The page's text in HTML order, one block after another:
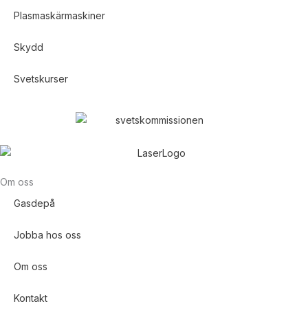
Plasmaskärmaskiner
Skydd
Svetskurser
Om oss
Gasdepå
Jobba hos oss
Om oss
Kontakt